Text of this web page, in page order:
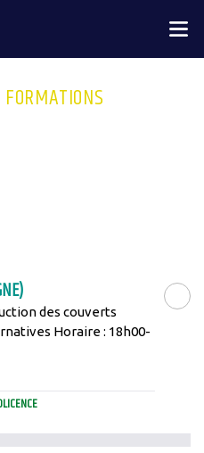
LIRE LA
des couverts
Horaire : 18h00-